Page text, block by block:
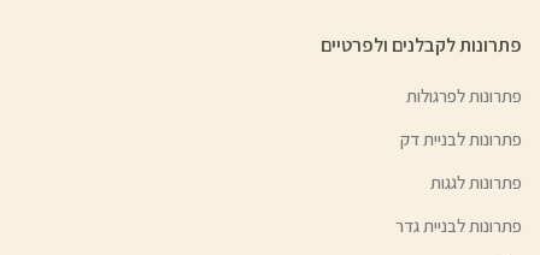
פתרונות לקבלנים ולפרטיים
פתרונות לפרגולות
פתרונות לבניית דק
פתרונות לגגות
פתרונות לבניית גדר